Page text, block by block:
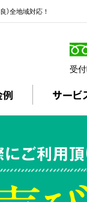
）全地域対応！
受
例 サービ
ご利用